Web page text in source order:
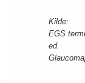
Kilde:
EGS
ed.